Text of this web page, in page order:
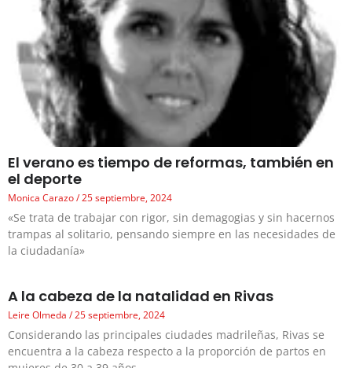
El verano es tiempo de reformas, también en
el deporte
Monica Carazo 25 septiembre, 2024
«Se trata de trabajar con rigor, sin demagogias y sin hacernos
trampas al solitario, pensando siempre en las necesidades de
la ciudadanía»
A la cabeza de la natalidad en Rivas
Leire Olmeda 25 septiembre, 2024
Considerando las principales ciudades madrileñas, Rivas se
encuentra a la cabeza respecto a la proporción de partos en